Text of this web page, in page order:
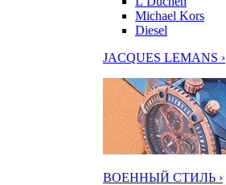
Michael Kors
Diesel
JACQUES LEMANS ›
ВОЕННЫЙ СТИЛЬ ›